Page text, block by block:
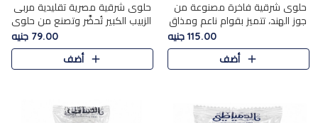
حلوى شرقية فاخرة مصنوعة من
جوز الهند، تتميز بقوام ناعم ومذاق
غني، وتزين بقطع من الفستق
الفاخر التي تضيف عليها قرمشة
115.00 جنيه
أضف
حلوى شرقية مصرية تقليدية مربى
الزبيب الكبير تُحضَّر وتصنع من حلوي
جوز الهند باسد بقوام طري ومذاق
غني، وتُزين وتغطا بحبات الزبيب
الذهبي التي ..
79.00 جنيه
أضف